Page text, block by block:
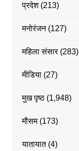
प्रदेश(213)
मनोरंजन(127)
महिला संसार(283)
मीडिया(27)
मुख पृष्ठ(1,948)
मौसम(173)
यातायात(4)